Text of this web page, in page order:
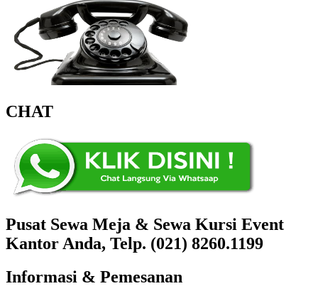
CHAT
Pusat Sewa Meja & Sewa Kursi Event
Kantor Anda, Telp. (021) 8260.1199
Informasi & Pemesanan